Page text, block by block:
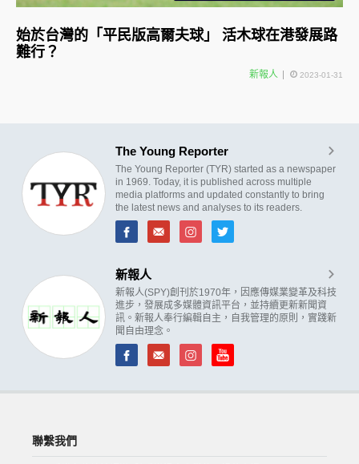
始於台灣的「平民版高爾夫球」 活木球在港發展路
難行？
新報人 2023-01-31
The Young Reporter
The Young Reporter (TYR) started as a newspaper
in 1969. Today, it is published across multiple
media platforms and updated constantly to bring
the latest news and analyses to its readers.
新報人
新報人(SPY)創刊於1970年，因應傳媒業變革及科技
進步，發展成多媒體資訊平台，並持續更新新聞資
訊。新報人奉行編輯自主，自我管理的原則，實踐新
聞自由理念。
聯繫我們